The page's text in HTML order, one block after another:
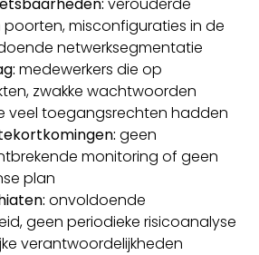
misconfiguraties in de
netwerksegmentatie
medewerkers die op
zwakke wachtwoorden
veel toegangsrechten hadden
geen
monitoring of geen
plan
onvoldoende
geen periodieke risicoanalyse
verantwoordelijkheden